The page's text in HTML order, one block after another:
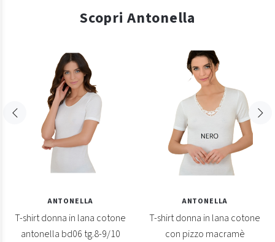
Scopri Antonella
ANTONELLA
T-shirt donna in lana cotone
antonella bd06 tg.8-9/10
ANTONELLA
T-shirt donna in lana cotone
con pizzo macramè